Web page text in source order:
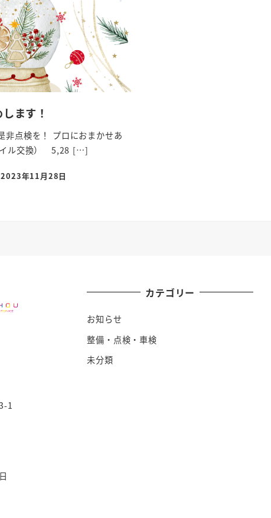
ます！
非点検を！ プロにおまかせあ
イル交換） 5,28 […]
2023年11月28日
1
カテゴリー
お知らせ
整備・点検・車検
未分類